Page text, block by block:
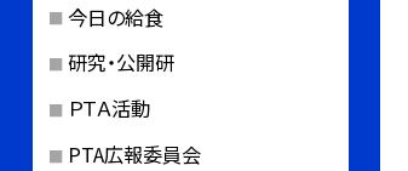
今日の給食
研究・公開研
ＰＴＡ活動
PTA広報委員会